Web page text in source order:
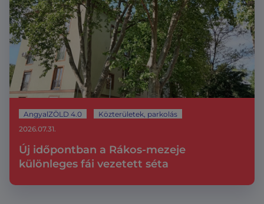
AngyalZÖLD 4.0 Közterületek, parkolás
Új időpontban a Rákos-mezeje
különleges fái vezetett séta
2026.07.31.